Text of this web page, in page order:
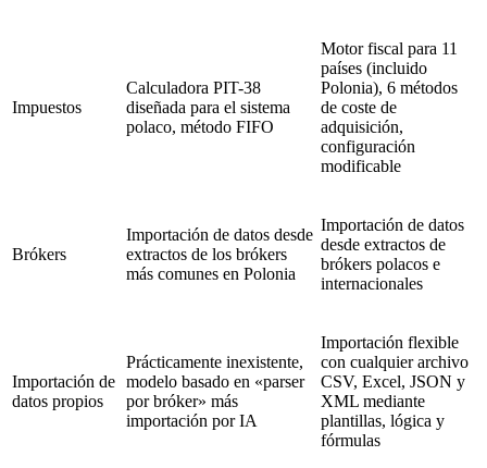
Impuestos
Calculadora PIT-38
diseñada para el sistema
polaco, método FIFO
Motor fiscal para 11
países (incluido
Polonia), 6 métodos
de coste de
adquisición,
configuración
modificable
Brókers
Importación de datos desde
extractos de los brókers
más comunes en Polonia
Importación de datos
desde extractos de
brókers polacos e
internacionales
Importación de
datos propios
Prácticamente inexistente,
modelo basado en «parser
por bróker» más
importación por IA
Importación flexible
con cualquier archivo
CSV, Excel, JSON y
XML mediante
plantillas, lógica y
fórmulas